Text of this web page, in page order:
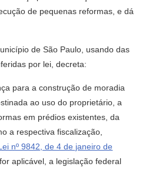
de pequenas reformas, e dá
de São Paulo, usando das
por lei, decreta:
para a construção de moradia
ao uso do proprietário, a
em prédios existentes, da
a respectiva fiscalização,
nº 9842, de 4 de janeiro de
aplicável, a legislação federal